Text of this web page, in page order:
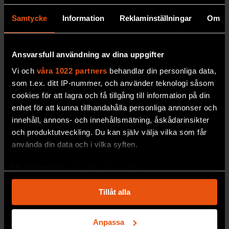
Samtycke Information Reklaminställningar Om
Ansvarsfull användning av dina uppgifter
Vi och våra 1022 partners behandlar din personliga data,
som t.ex. ditt IP-nummer, och använder teknologi såsom
cookies för att lagra och få tillgång till information på din
enhet för att kunna tillhandahålla personliga annonser och
innehåll, annons- och innehållsmätning, åskådarinsikter
och produktutveckling. Du kan själv välja vilka som får
använda din data och i vilka syften.
Med din tillåtelse skulle vi även vilja:
som kan ha en noggrannhet på upp till flera meter
Identifiera din enhet genom att aktivt skanna den
för specifika kännetecken (fingeravtryck)
Tillåt alla
Anpassa
Farliga cocktail­effekter kan
förbises i EU:s kemikalie­
lagstiftning
Kemikalieforskare varnar för